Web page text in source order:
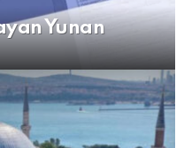
Yunan